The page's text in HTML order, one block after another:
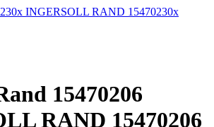
INGERSOLL RAND 15470230x
15470206
RAND 15470206